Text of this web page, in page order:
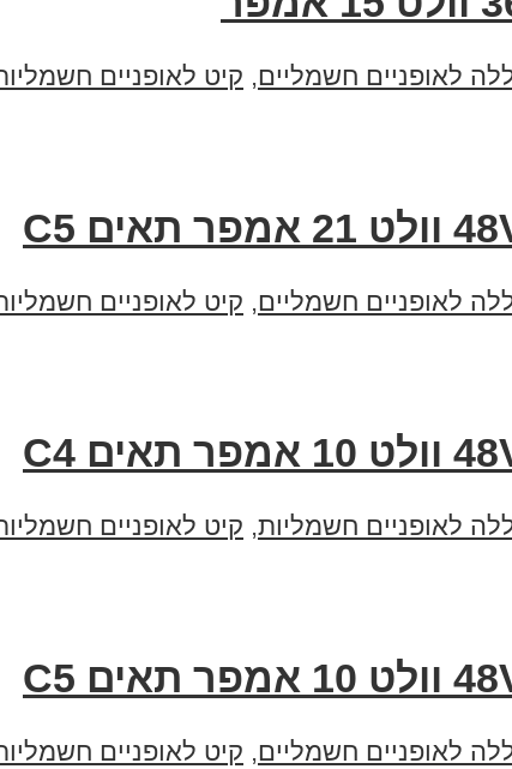
לאופניים חשמליים, קיט לאופניים
לאופניים חשמליים, קיט לאופניים
לאופניים חשמליות, קיט לאופניים
לאופניים חשמליים, קיט לאופניים